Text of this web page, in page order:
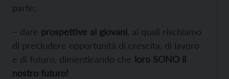
parte;
– dare prospettive ai giovani , ai quali rischiamo
di precludere opportunità di crescita, di lavoro
e di futuro, dimenticando che loro SONO il
nostro futuro!